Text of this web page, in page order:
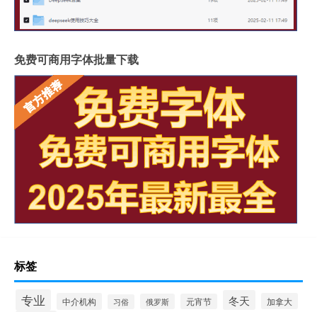
免费可商用字体批量下载
标签
专业 中介机构 习俗 俄罗斯 元宵节 冬天 加拿大